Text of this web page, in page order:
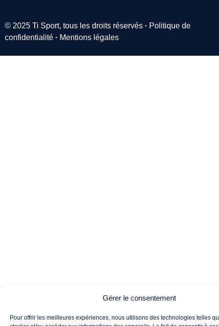
Gérer le consentement
Pour offrir les meilleures expériences, nous utilisons des technologies telles
© 2025 Ti Sport, tous les droits réservés · Politique de
confidentialité · Mentions légales